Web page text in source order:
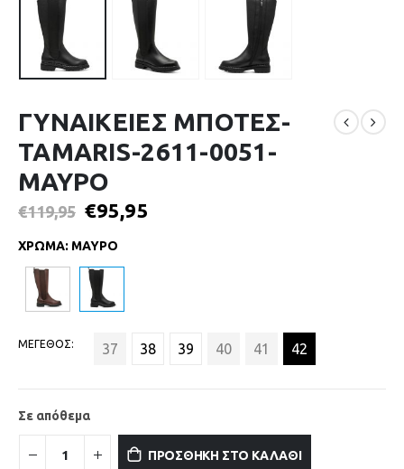
ΓΥΝΑΙΚΕΙΕΣ ΜΠΟΤΕΣ-
TAMARIS-2611-0051-
ΜΑΥΡΟ
€119,95 €95,95
ΧΡΩΜΑ: ΜΑΥΡΟ
ΜΕΓΕΘΟΣ 37 38 39 40 41 42
Σε απόθεμα
ΠΡΟΣΘΗΚΗ ΣΤΟ ΚΑΛΑΘΙ